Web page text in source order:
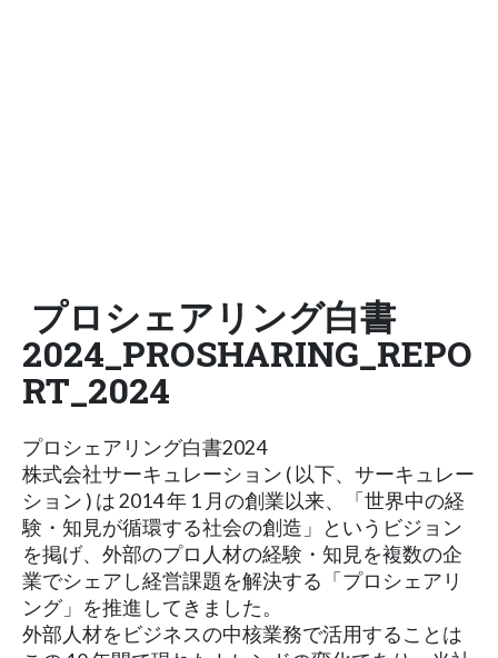
プロシェアリング白書
2024_PROSHARING_REPO
RT_2024
プロシェアリング白書2024
株式会社サーキュレーション ( 以下、サーキュレー
ション ) は 2014 年 1 月の創業以来、「世界中の経
験・知見が循環する社会の創造」というビジョン
を掲げ、外部のプロ人材の経験・知見を複数の企
業でシェアし経営課題を解決する「プロシェアリ
ング」を推進してきました。
外部人材をビジネスの中核業務で活用することは